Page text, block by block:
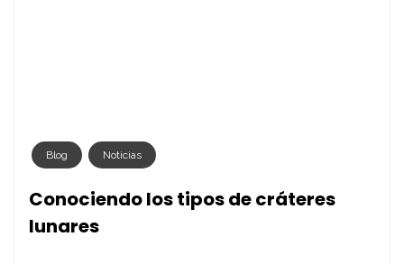
Blog Noticias
Conociendo los tipos de cráteres
lunares